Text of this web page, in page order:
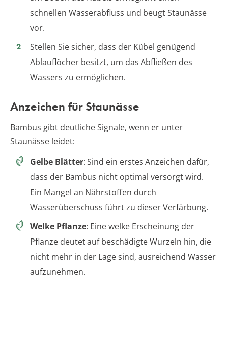
schnellen Wasserabfluss und beugt Staunässe
vor.
Stellen Sie sicher, dass der Kübel genügend
Ablauflöcher besitzt, um das Abfließen des
Wassers zu ermöglichen.
Anzeichen für Staunässe
Bambus gibt deutliche Signale, wenn er unter
Staunässe leidet:
Gelbe Blätter: Sind ein erstes Anzeichen dafür,
dass der Bambus nicht optimal versorgt wird.
Ein Mangel an Nährstoffen durch
Wasserüberschuss führt zu dieser Verfärbung.
Welke Pflanze: Eine welke Erscheinung der
Pflanze deutet auf beschädigte Wurzeln hin, die
nicht mehr in der Lage sind, ausreichend Wasser
aufzunehmen.